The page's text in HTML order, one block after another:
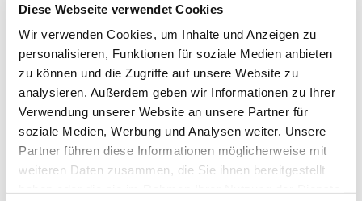
Diese Webseite verwendet Cookies
Wir verwenden Cookies, um Inhalte und Anzeigen zu
personalisieren, Funktionen für soziale Medien anbieten
zu können und die Zugriffe auf unsere Website zu
analysieren. Außerdem geben wir Informationen zu Ihrer
Verwendung unserer Website an unsere Partner für
soziale Medien, Werbung und Analysen weiter. Unsere
Partner führen diese Informationen möglicherweise mit
weiteren Daten zusammen, die Sie ihnen bereitgestellt